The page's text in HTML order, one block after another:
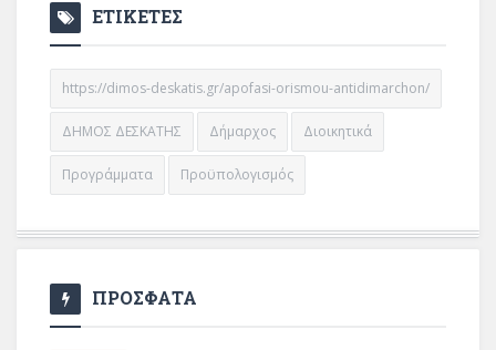
ΕΤΙΚΕΤΕΣ
https://dimos-deskatis.gr/apofasi-orismou-antidimarchon/
ΔΗΜΟΣ ΔΕΣΚΑΤΗΣ Δήμαρχος Διοικητικά
Προγράμματα Προϋπολογισμός
ΠΡΟΣΦΑΤΑ